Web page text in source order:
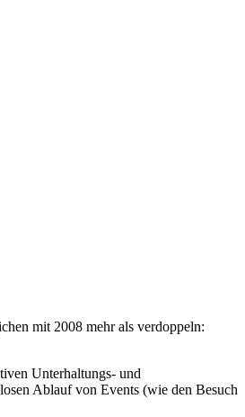
mit 2008 mehr als verdoppeln:
Unterhaltungs- und
Ablauf von Events (wie den Besuch